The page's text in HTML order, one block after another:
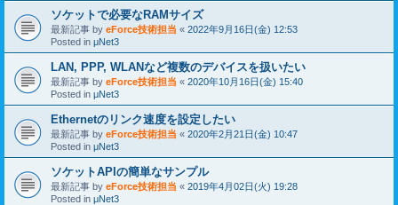
ソケットで必要なRAMサイズ
最新記事 by eForce技術担当 « 2022年9月16日(金) 12:53
Posted in μNet3
LAN, PPP, WLANなど複数のデバイスを扱いたい
最新記事 by eForce技術担当 « 2020年10月16日(金) 15:40
Posted in μNet3
Ethernetのリンク速度を設定したい
最新記事 by eForce技術担当 « 2020年2月21日(金) 10:47
Posted in μNet3
ソケットAPIの簡単なサンプル
最新記事 by eForce技術担当 « 2019年4月02日(火) 19:28
Posted in μNet3